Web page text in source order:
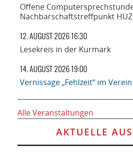
Offene
Nachbarschaftstreffpunkt
12. AUGUST 2026 16:30
Lesekreis in der Kurmark
14. AUGUST 2026 19:00
Vernissage „Fehlzeit“ im
Alle Veranstaltungen
AKTUELLE